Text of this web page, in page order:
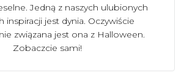
Jedną z naszych ulubionych
inspiracji jest dynia. Oczywiście
związana jest ona z Halloween.
Zobaczcie sami!